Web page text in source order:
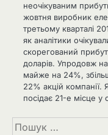
неочікуваним
жовтня виробник
третьому кварталі
як аналітики
скорегований
доларів. Упродовж
майже на 24%,
22% акцій компанії.
посідає 21-е місце
Пошук: